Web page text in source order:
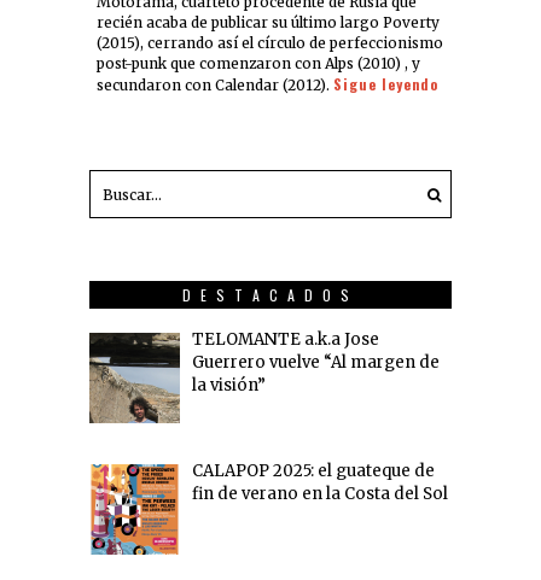
recién acaba de publicar su último largo Poverty
(2015), cerrando así el círculo de perfeccionismo
post-punk que comenzaron con Alps (2010) , y
secundaron con Calendar (2012). Sigue leyendo
DESTACADOS
TELOMANTE a.k.a Jose
Guerrero vuelve “Al margen de
la visión”
CALAPOP 2025: el guateque de
fin de verano en la Costa del Sol